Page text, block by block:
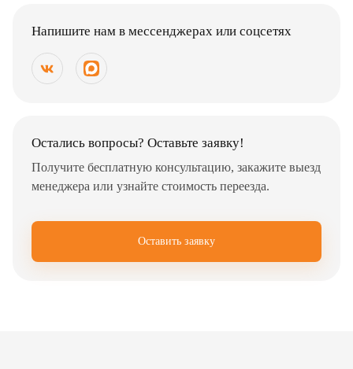
Напишите нам в мессенджерах или соцсетях
Остались вопросы? Оставьте заявку!
Получите бесплатную консультацию, закажите выезд
менеджера или узнайте стоимость переезда.
Оставить заявку